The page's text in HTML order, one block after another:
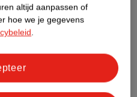
heeft (nog) geen Nature
altijd aanpassen of
hoe we je gegevens
.